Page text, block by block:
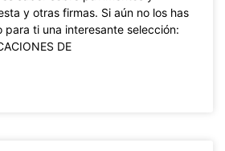
y otras firmas. Si aún no los has
para ti una interesante selección:
DE